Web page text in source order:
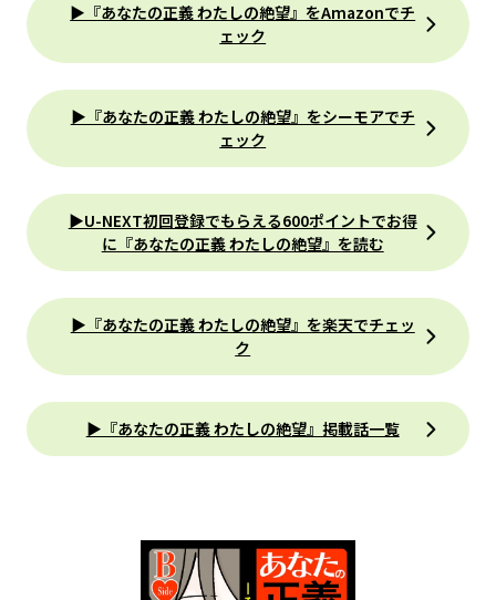
▶『あなたの正義 わたしの絶望』をAmazonでチ
ェック
▶『あなたの正義 わたしの絶望』をシーモアでチ
ェック
▶U-NEXT初回登録でもらえる600ポイントでお得
に『あなたの正義 わたしの絶望』を読む
▶『あなたの正義 わたしの絶望』を楽天でチェッ
ク
▶『あなたの正義 わたしの絶望』掲載話一覧